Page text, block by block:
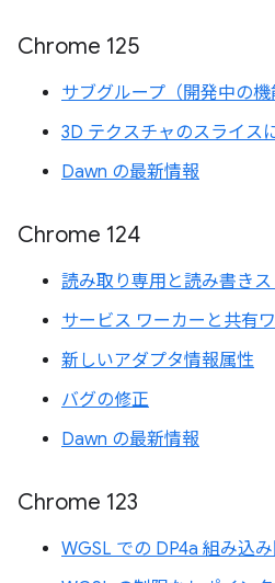
Chrome 125
サブグループ（開発中の機
3D テクスチャのスライス
Dawn の最新情報
Chrome 124
読み取り専用と読み書き
サービス ワーカーと共有
新しいアダプタ情報属性
バグの修正
Dawn の最新情報
Chrome 123
WGSL での DP4a 組み込